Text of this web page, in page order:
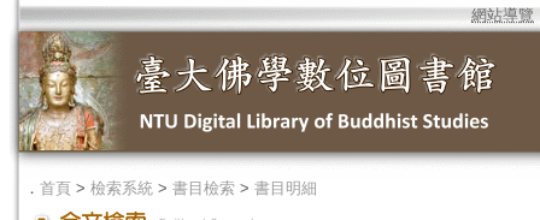
網站導覽
． 首頁 > 檢索系統 > 書目檢索 > 書目明細